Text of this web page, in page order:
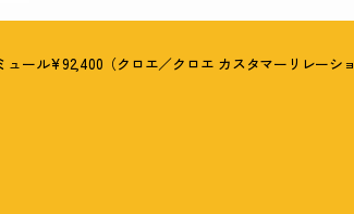
ール¥92,400（クロエ／クロエ カスタマーリレーショ